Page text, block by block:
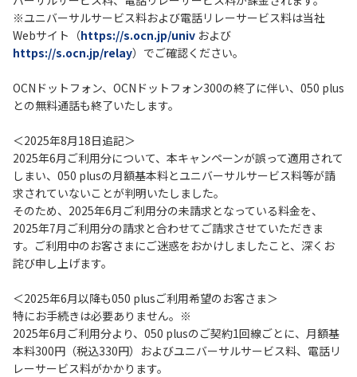
OCN サービス一覧
※ユニバーサルサービス料および電話リレーサービス料は当社
Webサイト（https://s.ocn.jp/univ および
https://s.ocn.jp/relay）でご確認ください。
OCNドットフォン、OCNドットフォン300の終了に伴い、050 plus
との無料通話も終了いたします。
＜2025年8月18日追記＞
2025年6月ご利用分について、本キャンペーンが誤って適用されて
しまい、050 plusの月額基本料とユニバーサルサービス料等が請
求されていないことが判明いたしました。
そのため、2025年6月ご利用分の未請求となっている料金を、
2025年7月ご利用分の請求と合わせてご請求させていただきま
す。ご利用中のお客さまにご迷惑をおかけしましたこと、深くお
詫び申し上げます。
＜2025年6月以降も050 plusご利用希望のお客さま＞
特にお手続きは必要ありません。※
2025年6月ご利用分より、050 plusのご契約1回線ごとに、月額基
本料300円（税込330円）およびユニバーサルサービス料、電話リ
レーサービス料がかかります。